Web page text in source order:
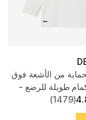
من الأشعة فوق
بأكمام طويلة للرضع -
(1479)